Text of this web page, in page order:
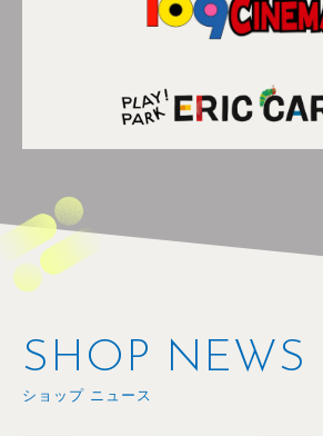
SHOP NEWS
ショップ ニュース